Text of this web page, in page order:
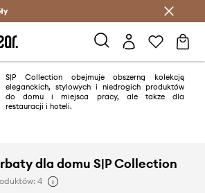
Oszczędzaj z Answear Club >
S|P Collection obejmuje obszerną kolekcję
eleganckich, stylowych i niedrogich produktów
do domu i miejsca pracy, ale także dla
restauracji i hoteli.
dla domu S|P Collection
4